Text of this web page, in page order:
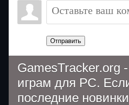
Отправить
GamesTracker.org
играм для PC.
последние